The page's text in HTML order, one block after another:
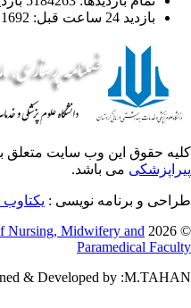
بازدید 24 ساعت قبل: 11692 بازدید
حقوق این وب سایت متعلق به
می باشد.
و برنامه نویسی : یکتاوب
©
of Nursing, Midwifery and
Paramedical
& Developed by